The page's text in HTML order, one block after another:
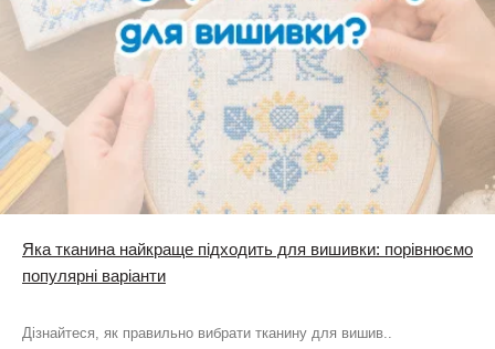
Яка тканина найкраще підходить для вишивки: порівнюємо
популярні варіанти
Дізнайтеся, як правильно вибрати тканину для вишив..